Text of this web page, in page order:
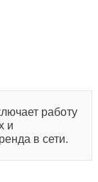
работу
и
в сети.